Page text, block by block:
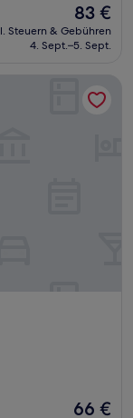
Der
Preis
beträgt
83 €
Steuern & Gebühren
4. Sept.–5. Sept.
Der
66 €